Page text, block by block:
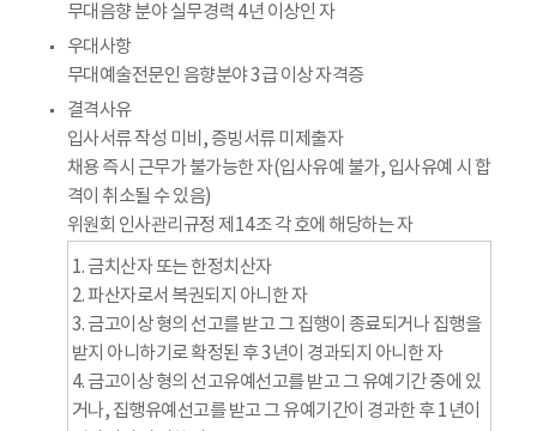
무대음향 분야 실무경력 4년 이상인 자
우대사항
무대예술전문인 음향분야 3급 이상 자격증
결격사유
입사서류 작성 미비, 증빙서류 미제출자
채용 즉시 근무가 불가능한 자(입사유예 불가, 입사유예 시 합
격이 취소될 수 있음)
위원회 인사관리규정 제14조 각 호에 해당하는 자
1. 금치산자 또는 한정치산자
2. 파산자로서 복권되지 아니한 자
3. 금고이상 형의 선고를 받고 그 집행이 종료되거나 집행을
받지 아니하기로 확정된 후 3년이 경과되지 아니한 자
4. 금고이상 형의 선고유예선고를 받고 그 유예기간 중에 있
거나, 집행유예선고를 받고 그 유예기간이 경과한 후 1년이